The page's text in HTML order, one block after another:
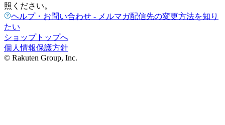
照ください。
ヘルプ・お問い合わせ - メルマガ配信先の変更方法を知り
たい
ショップトップへ
個人情報保護方針
© Rakuten Group, Inc.